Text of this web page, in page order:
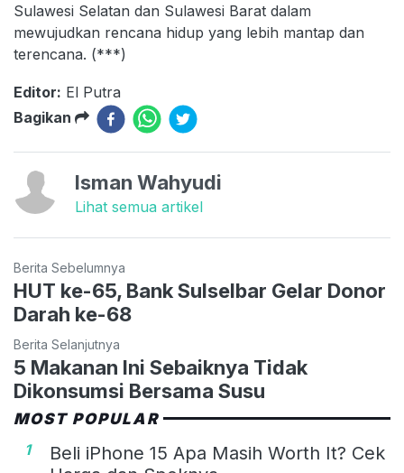
Sulawesi Selatan dan Sulawesi Barat dalam
mewujudkan rencana hidup yang lebih mantap dan
terencana. (***)
Editor: El Putra
Bagikan
Isman Wahyudi
Lihat semua artikel
Berita Sebelumnya
HUT ke-65, Bank Sulselbar Gelar Donor
Darah ke-68
Berita Selanjutnya
5 Makanan Ini Sebaiknya Tidak
Dikonsumsi Bersama Susu
MOST POPULAR
1
Beli iPhone 15 Apa Masih Worth It? Cek